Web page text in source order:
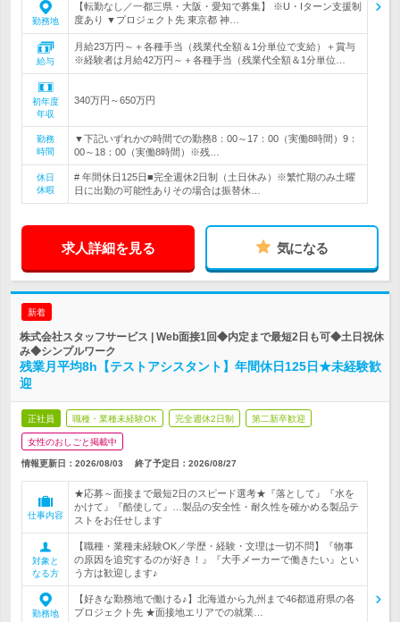
勤務地
【転勤なし／一都三県・大阪・愛知で募集】 ※U・Iターン支援制
度あり ▼プロジェクト先 東京都 神…
給与
月給23万円～＋各種手当（残業代全額＆1分単位で支給）＋賞与
※経験者は月給42万円～＋各種手当（残業代全額＆1分単位…
初年度
年収
340万円～650万円
勤務
時間
▼下記いずれかの時間での勤務8：00～17：00（実働8時間）9：
00～18：00（実働8時間）※残…
休日
休暇
# 年間休日125日■完全週休2日制（土日休み）※繁忙期のみ土曜
日に出勤の可能性ありその場合は振替休…
求人詳細を見る 気になる
新着
株式会社スタッフサービス | Web面接1回◆内定まで最短2日も可◆土日祝休
み◆シンプルワーク
残業月平均8h【テストアシスタント】年間休日125日★未経験歓
迎
正社員 職種・業種未経験OK 完全週休2日制 第二新卒歓迎
女性のおしごと掲載中
情報更新日：2026/08/03 終了予定日： 2026/08/27
仕事内容
★応募～面接まで最短2日のスピード選考★『落として』『水を
かけて』『酷使して』…製品の安全性・耐久性を確かめる製品テ
ストをお任せします
対象と
なる方
【職種・業種未経験OK／学歴・経験・文理は一切不問】『物事
の原因を追究するのが好き！』『大手メーカーで働きたい』とい
う方は歓迎します♪
勤務地
【好きな勤務地で働ける♪】北海道から九州まで46都道府県の各
プロジェクト先 ★面接地エリアでの就業…